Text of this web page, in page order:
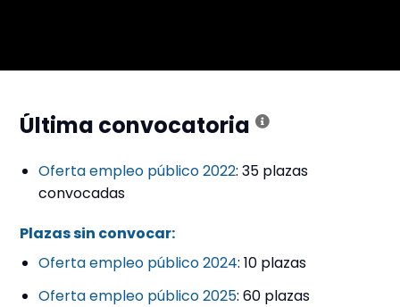
Última convocatoria
Oferta empleo público 2022: 35 plazas
convocadas
Plazas sin convocar:
Oferta empleo público 2024: 10 plazas
Oferta empleo público 2025: 60 plazas